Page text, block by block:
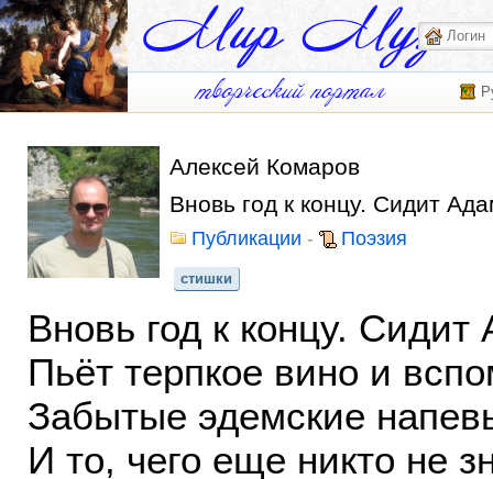
Алексей Комаров
Вновь год к концу. Сидит
Публикации - Поэзия
стишки
Вновь год к концу.
Пьёт терпкое вино и
Забытые эдемские
И то, чего еще никто не